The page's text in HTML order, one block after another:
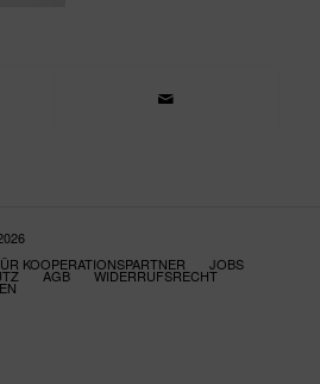
KOOPERATIONSPARTNER JOBS
AGB WIDERRUFSRECHT